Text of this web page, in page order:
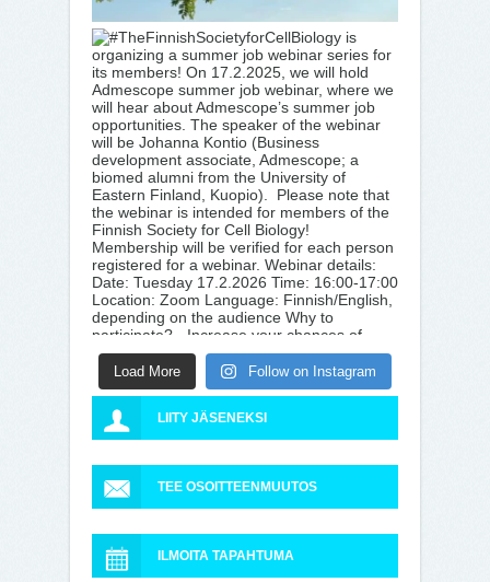
Load More Follow on Instagram
LIITY JÄSENEKSI
TEE OSOITTEENMUUTOS
ILMOITA TAPAHTUMA